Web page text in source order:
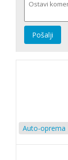
Pošalji
Auto-oprema